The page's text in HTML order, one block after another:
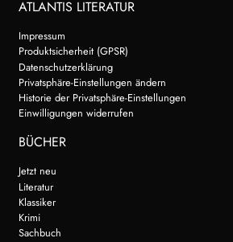
ATLANTIS LITERATUR
Impressum
Produktsicherheit (GPSR)
Datenschutzerklärung
Privatsphäre-Einstellungen ändern
Historie der Privatsphäre-Einstellungen
Einwilligungen widerrufen
BÜCHER
Jetzt neu
Literatur
Klassiker
Krimi
Sachbuch